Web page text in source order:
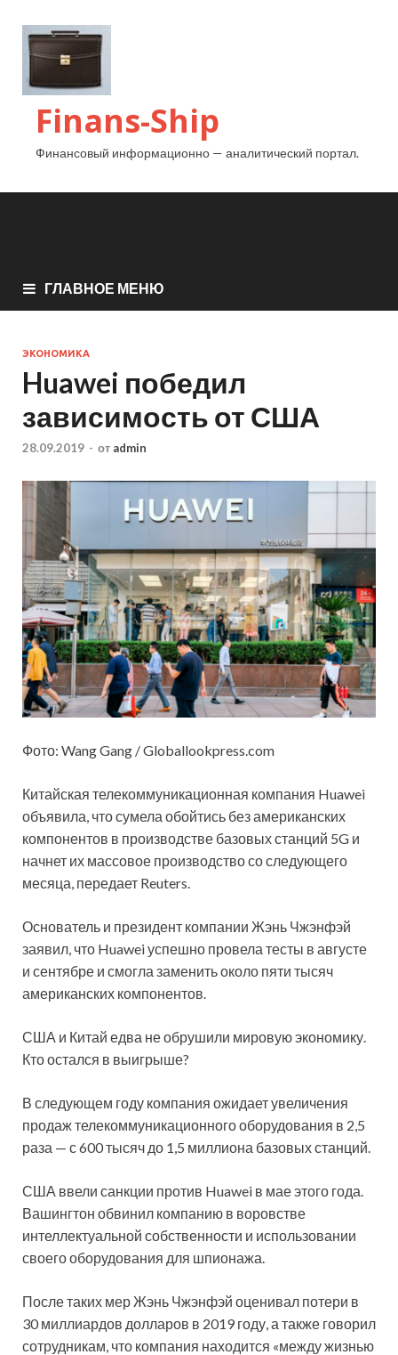
Finans-Ship
Финансовый информационно — аналитический портал.
ГЛАВНОЕ МЕНЮ
ЭКОНОМИКА
Huawei победил
зависимость от США
28.09.2019 - от admin
Фото: Wang Gang / Globallookpress.com
Китайская телекоммуникационная компания Huawei
объявила, что сумела обойтись без американских
компонентов в производстве базовых станций 5G и
начнет их массовое производство со следующего
месяца, передает Reuters.
Основатель и президент компании Жэнь Чжэнфэй
заявил, что Huawei успешно провела тесты в августе
и сентябре и смогла заменить около пяти тысяч
американских компонентов.
США и Китай едва не обрушили мировую экономику.
Кто остался в выигрыше?
В следующем году компания ожидает увеличения
продаж телекоммуникационного оборудования в 2,5
раза — с 600 тысяч до 1,5 миллиона базовых станций.
США ввели санкции против Huawei в мае этого года.
Вашингтон обвинил компанию в воровстве
интеллектуальной собственности и использовании
своего оборудования для шпионажа.
После таких мер Жэнь Чжэнфэй оценивал потери в
30 миллиардов долларов в 2019 году, а также говорил
сотрудникам, что компания находится «между жизнью